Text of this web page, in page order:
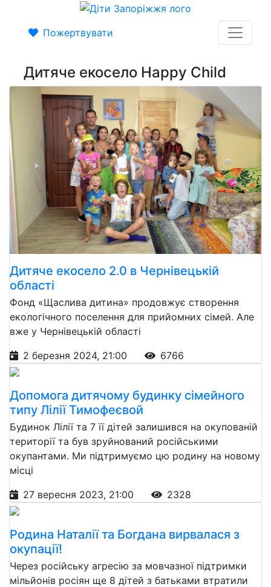
Пожертвувати
Дитяче екосело Happy Child
Дитяче екосело 2.0 в Чернівецькій
області
Фонд «Щаслива дитина» продовжує створення
екологічного поселення для прийомних сімей. Але
вже у Чернівецькій області
2 березня 2024, 21:00
6766
Допомога дитячому будинку сімейного
типу Лілії Тимофеєвой
Будинок Лілії та 7 її дітей залишився на окупованій
території та був зруйнований російськими
окупантами. Ми підтримуємо цю родину на новому
місці
27 вересня 2023, 21:00
2328
Родина Наталії та Богдана вирвалася з
окупації!
Через російську агресію за мовчазної підтримки
мільйонів росіян ще 8 дітей з батьками втратили